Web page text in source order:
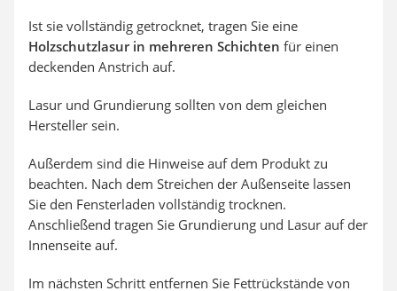
Ist sie vollständig getrocknet, tragen Sie eine
Holzschutzlasur in mehreren Schichten für einen
deckenden Anstrich auf.
Lasur und Grundierung sollten von dem gleichen
Hersteller sein.
Außerdem sind die Hinweise auf dem Produkt zu
beachten. Nach dem Streichen der Außenseite lassen
Sie den Fensterladen vollständig trocknen.
Anschließend tragen Sie Grundierung und Lasur auf der
Innenseite auf.
Im nächsten Schritt entfernen Sie Fettrückstände von